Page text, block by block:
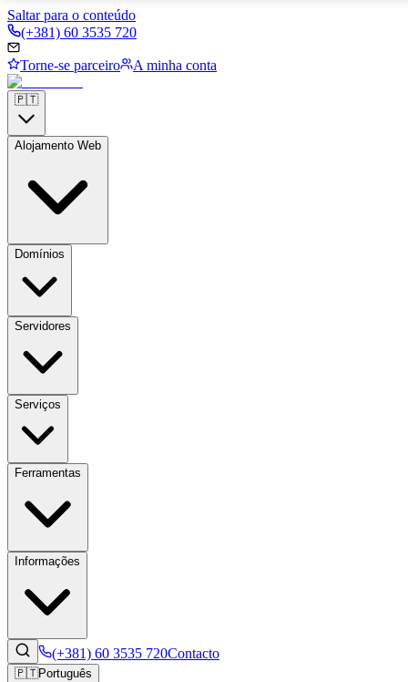
Saltar para o conteúdo
(+381) 60 3535 720
Torne-se parceiro A minha conta
🇵🇹
Alojamento Web
Domínios
Servidores
Serviços
Ferramentas
Informações
(+381) 60 3535 720Contacto
🇵🇹Português